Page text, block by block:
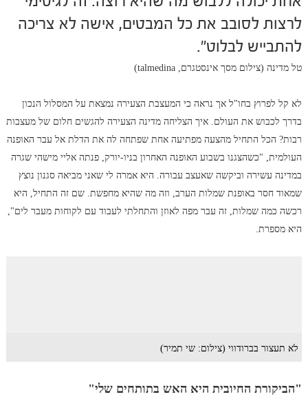
לרצות לסובב את כל המבטים, אישה לא צריכה
להתבייש לבלוט".
טל מדינה (צילום מסך אינסטגרם, talmedina)
לא קל לפרוץ בחו"ל אך נראה כי המעצבת הצעירה נמצאת על המסלול הנכון
בדרך לכבוש את העולם. איך הצליחה מדינה הצעירה להגשים חלום של מעצבות
רבות? הכל התחיל מהצעה מפתיעה אחת שפתחה לה את הדלת אל עבר האופנה
העולמית, "כשהצגנו בשבוע האופנה האחרון בניו-יורק, פנתה אליי מישהי שגרה
במדינה עשירה וביקשה שאעצב עבורה. היא אמרה לי שאני מביאה סגנון נוצץ
שמאוד חסר באופנת שמלות הערב, וזה מה שהיא מחפשת. שם זה התחיל, היא
רכשה כמה שמלות, זה עבר מפה לאוזן והתחלתי לעבוד עם לקוחות מעבר לים",
היא מספרת.
לא תעצור בברודווי (צילום: שי תמיר)
"הביקורת החיובית היא האש בתותחים שלי"